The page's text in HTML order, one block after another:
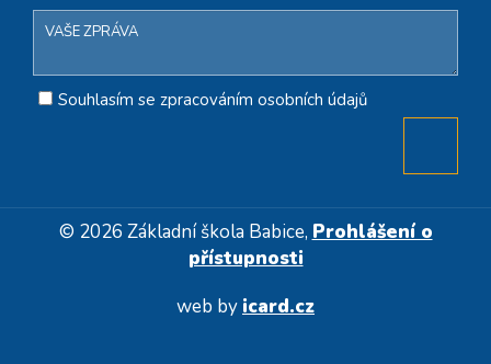
Souhlasím se zpracováním osobních údajů
© 2026 Základní škola Babice, Prohlášení o
přístupnosti
web by icard.cz